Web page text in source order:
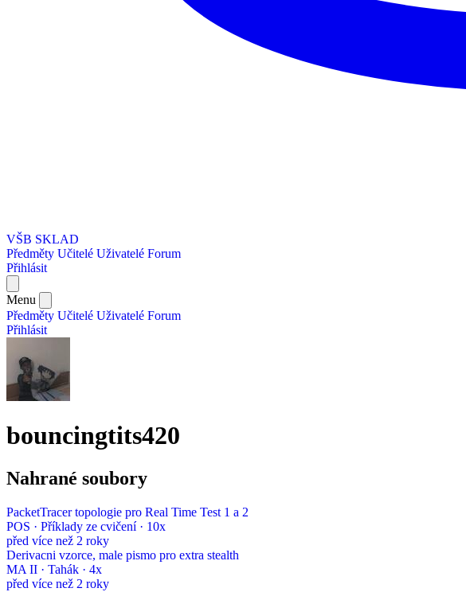
VŠB SKLAD
Předměty Učitelé Uživatelé Forum
Přihlásit
Menu
Předměty Učitelé Uživatelé Forum
Přihlásit
bouncingtits420
Nahrané soubory
PacketTracer topologie pro Real Time Test 1 a 2
POS · Příklady ze cvičení · 10x
před více než 2 roky
Derivacni vzorce, male pismo pro extra stealth
MA II · Tahák · 4x
před více než 2 roky